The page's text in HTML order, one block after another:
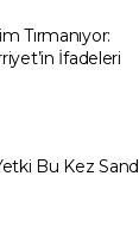
Tırmanıyor:
İfadeleri
Bu Kez